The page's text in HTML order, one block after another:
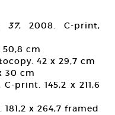
37, 2008. C-print,
50,8 cm
42 x 29,7 cm
30 cm
print. 145,2 x 211,6
x 264,7 framed